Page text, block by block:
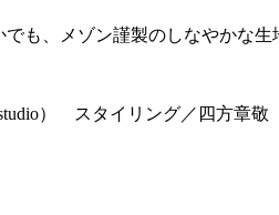
も、メゾン謹製のしなやかな
studio） スタイリング／四方